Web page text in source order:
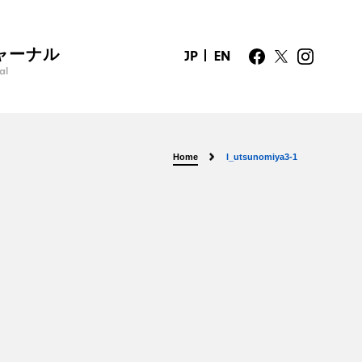
ーナル JP EN
Home l_utsunomiya3-1